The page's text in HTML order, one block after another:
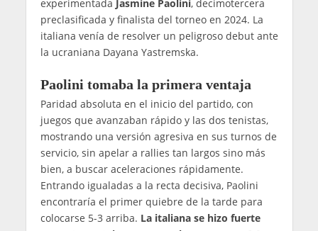
experimentada Jasmine Paolini, decimotercera
preclasificada y finalista del torneo en 2024. La
italiana venía de resolver un peligroso debut ante
la ucraniana Dayana Yastremska.
Paolini tomaba la primera ventaja
Paridad absoluta en el inicio del partido, con
juegos que avanzaban rápido y las dos tenistas,
mostrando una versión agresiva en sus turnos de
servicio, sin apelar a rallies tan largos sino más
bien, a buscar aceleraciones rápidamente.
Entrando igualadas a la recta decisiva, Paolini
encontraría el primer quiebre de la tarde para
colocarse 5-3 arriba. La italiana se hizo fuerte